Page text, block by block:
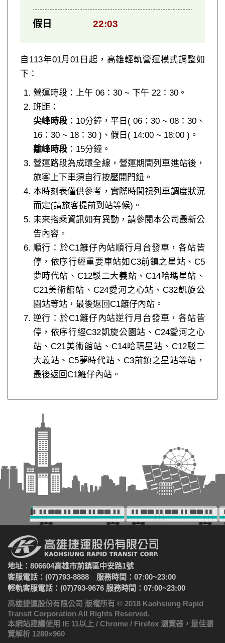
假日 22:03
自113年01月01日起，高雄輕軌營運模式調整如
下：
營運時段：上午 06：30 ~ 下午 22：30。
班距：
尖峰時段：10分鐘，平日( 06：30 ~ 08：30、
16：30 ~ 18：30 )、假日( 14:00 ~ 18:00 )。
離峰時段：15分鐘。
營運路段為成環全線，營運期間列車進站後，
旅客上下車須自行按壓開門鈕。
本時刻表僅供參考，實際時間視列車調度狀況
而定(請旅客提前到站等候)。
未來搭乘資訊如有異動，請參閱本公司最新公
告內容。
順行：於C1籬仔內站順行月台發車，各站皆
停，依序行經重要車站如C3前鎮之星站、C5
夢時代站、C12駁二大義站、C14哈瑪星站、
C21美術館站、C24愛河之心站、C32凱旋公
園站等站，最後返回C1籬仔內站。
逆行：於C1籬仔內站逆行月台發車，各站皆
停，依序行經C32凱旋公園站、C24愛河之心
站、C21美術館站、C14哈瑪星站、C12駁二
大義站、C5夢時代站、C3前鎮之星站等站，
最後返回C1籬仔內站。
地址：806604高雄市前鎮區中安路1號
客服電話：(07)793-8888 服務時間：07:00~23:00
輕軌客服電話：(07)793-9676 服務時間：07:00~23:00
高雄捷運股份有限公司 版權所有 © 2018 Kaohsiung Rapid
Transit Corporation All Rights Reserved.
本網站建議使用 IE 11以上 / Chrome / Firefox 瀏覽器，最佳瀏
覽解析 1280×960